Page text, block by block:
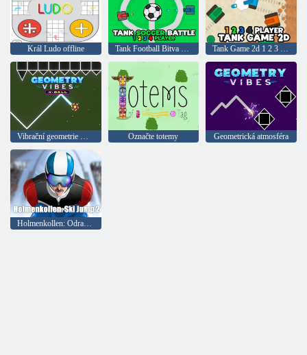
Král Ludo offline Tank Football Bitva s 1 2 3 4 hráči Tank Game 2d 1 2 3 4 hráči
Vibrační geometrie X-Shar Označte totemy Geometrická atmosféra
Holmenkollen: Odrazový můstek 2